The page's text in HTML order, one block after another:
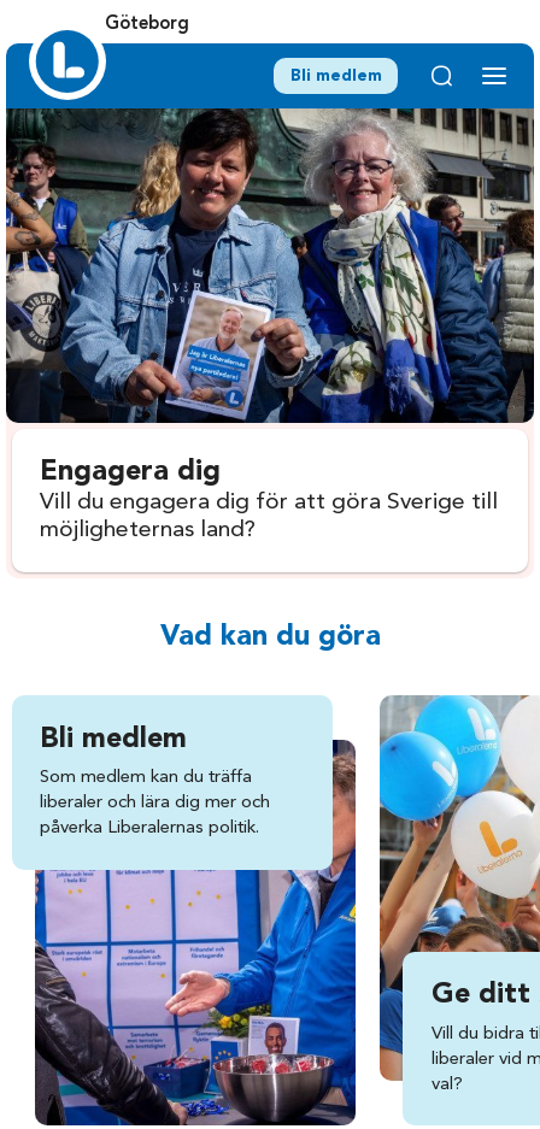
Göteborg
Bli medlem
Engagera dig
Vill du engagera dig för att göra Sverige till
möjligheternas land?
Vad kan du göra
Bli medlem
Som medlem kan du träffa
liberaler och lära dig mer och
påverka Liberalernas politik.
Ge ditt
Vill du bidra
liberaler vid
val?